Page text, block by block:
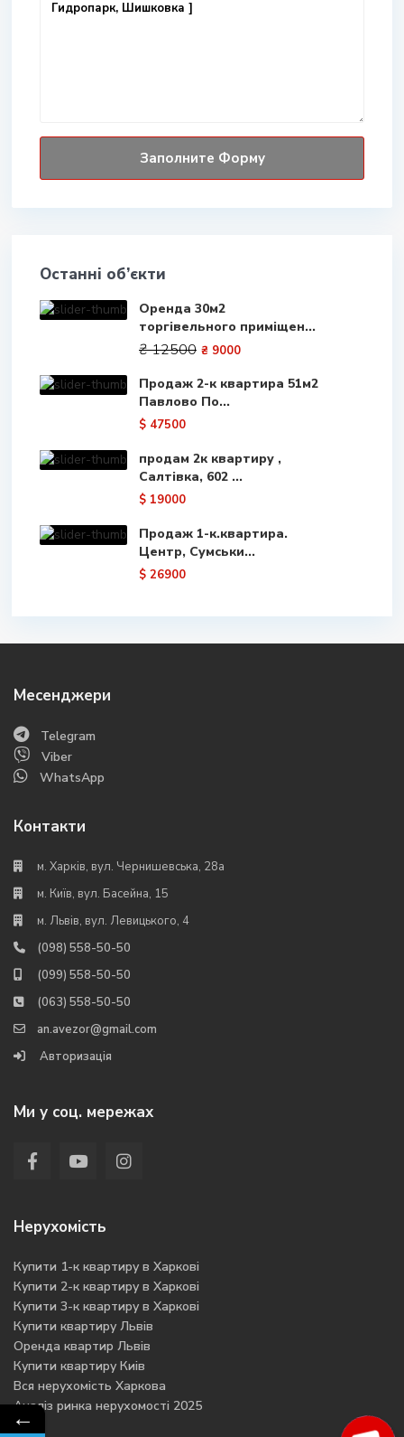
Останні об’єкти
Оренда 30м2
торгівельного приміщен...
₴ 12500 ₴ 9000
Продаж 2-к квартира 51м2
Павлово По...
$ 47500
продам 2к квартиру ,
Салтівка, 602 ...
$ 19000
Продаж 1-к.квартира.
Центр, Сумськи...
$ 26900
Месенджери
Telegram
Viber
WhatsApp
Контакти
м. Харків, вул. Чернишевська, 28а
м. Київ, вул. Басейна, 15
м. Львів, вул. Левицького, 4
(098) 558-50-50
(099) 558-50-50
(063) 558-50-50
an.avezor@gmail.com
Авторизація
Ми у соц. мережах
Нерухомість
Купити 1-к квартиру в Харкові
Купити 2-к квартиру в Харкові
Купити 3-к квартиру в Харкові
Купити квартиру Львів
Оренда квартир Львів
Купити квартиру Киів
Вся нерухомість Харкова
Аналіз ринка нерухомості 2025
←